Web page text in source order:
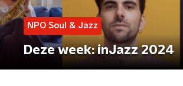
NPO Soul & Jazz
Deze week: inJazz 2024